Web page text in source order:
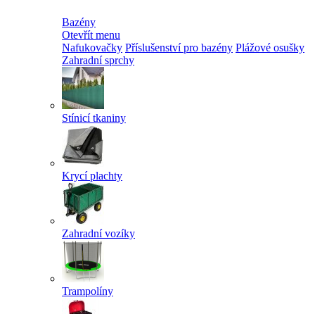
Bazény
Otevřít menu
Nafukovačky Příslušenství pro bazény Plážové osušky
Zahradní sprchy
Stínicí tkaniny
Krycí plachty
Zahradní vozíky
Trampolíny